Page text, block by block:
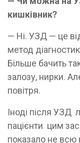
кишківник?
— Ні. УЗД — це
метод
Більше бачить
залозу, нирки.
повітря.
Іноді після УЗД
пацієнти цим
показало не всю